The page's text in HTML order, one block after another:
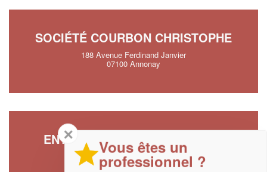
SOCIÉTÉ COURBON CHRISTOPHE
188 Avenue Ferdinand Janvier
07100 Annonay
ENTREPRISE JOUBERT JULIAN
22 Rue Francisque Gay
07100 Annonay
✕
Vous êtes un
professionnel ?